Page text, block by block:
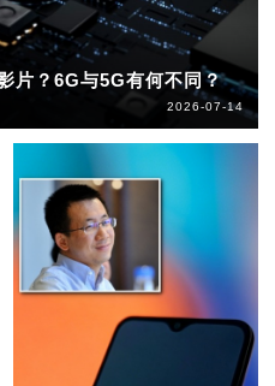
片？6G与5G有何不同？
2026-07-14